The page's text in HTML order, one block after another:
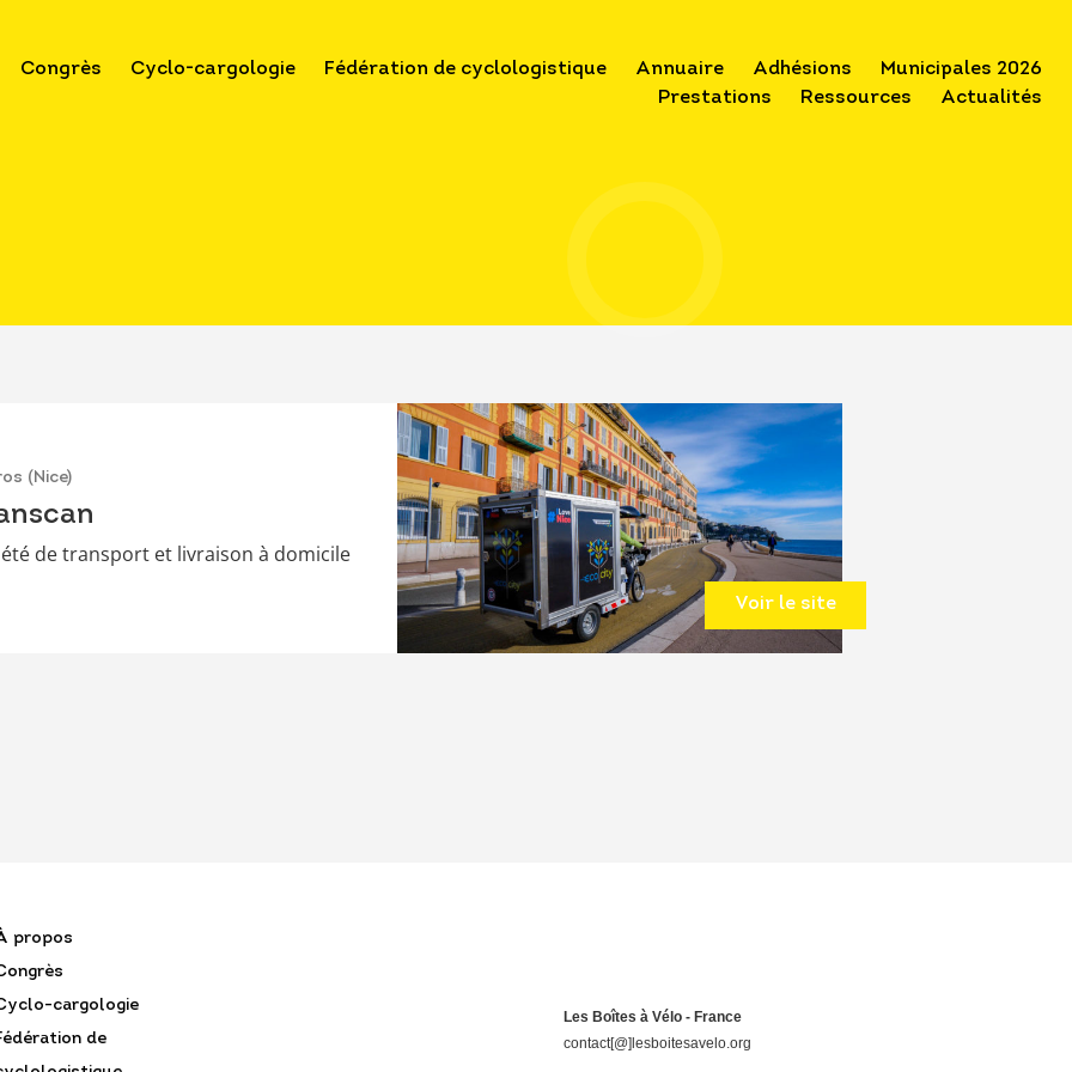
Congrès Cyclo-cargologie Fédération de cyclologistique Annuaire Adhésions
Municipales 2026
Prestations
Ressources Actualités
(Nice)
de transport et livraison à domicile
Voir le site
propos
cargologie
de
Les Boîtes à Vélo - France
contact[@]lesboitesavelo.org